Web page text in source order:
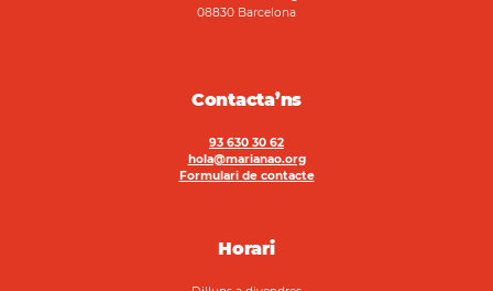
08830 Barcelona
Contacta’ns
93 630 30 62
hola@marianao.org
Formulari de contacte
Horari